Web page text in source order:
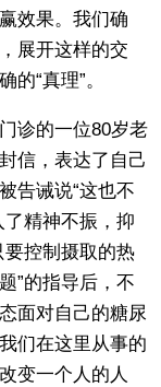
效果。我们确
展开这样的交
“真理”。
诊的一位80岁老
信，表达了自己
告诫说“这也不
精神不振，抑
要控制摄取的热
”的指导后，不
面对自己的糖尿
们在这里从事的
变一个人的人